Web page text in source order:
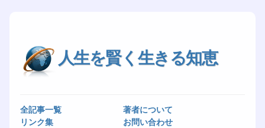
人生を賢く生きる知恵
全記事一覧
著者について
リンク集
お問い合わせ